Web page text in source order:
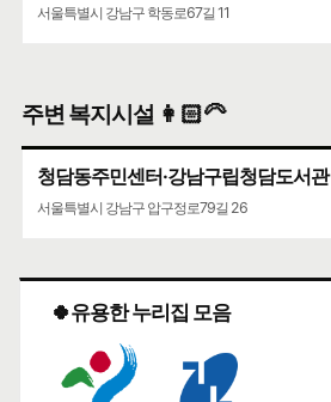
서울특별시 강남구 학동로67길 11
주변 복지시설 👩🏻‍🦳
청담동주민센터·강남구립청담도서관
서울특별시 강남구 압구정로79길 26
🍀유용한 누리집 모음